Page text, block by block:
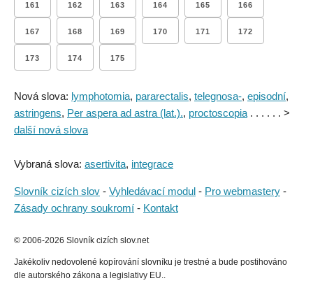
161 162 163 164 165 166
167 168 169 170 171 172
173 174 175
Nová slova: lymphotomia, pararectalis, telegnosa-, episodní,
astringens, Per aspera ad astra (lat.)., proctoscopia . . . . . . >
další nová slova
Vybraná slova: asertivita, integrace
Slovník cizích slov - Vyhledávací modul - Pro webmastery -
Zásady ochrany soukromí - Kontakt
© 2006-2026 Slovník cizích slov.net
Jakékoliv nedovolené kopírování slovníku je trestné a bude postihováno
dle autorského zákona a legislativy EU..